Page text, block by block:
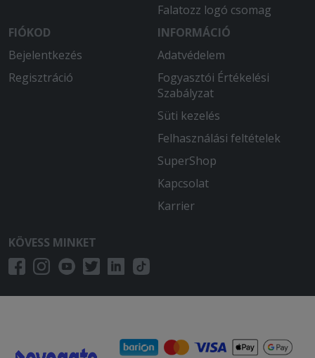
Falatozz logó csomag
FIÓKOD
Bejelentkezés
Regisztráció
INFORMÁCIÓ
Adatvédelem
Fogyasztói Értékelési
Szabályzat
Süti kezelés
Felhasználási feltételek
SuperShop
Kapcsolat
Karrier
KÖVESS MINKET